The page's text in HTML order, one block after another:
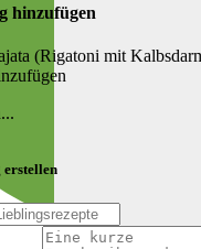
hinzufügen
(Rigatoni mit
erstellen